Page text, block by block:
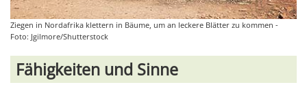
Ziegen in Nordafrika klettern in Bäume, um an leckere Blätter zu kommen -
Foto: Jgilmore/Shutterstock
Fähigkeiten und Sinne